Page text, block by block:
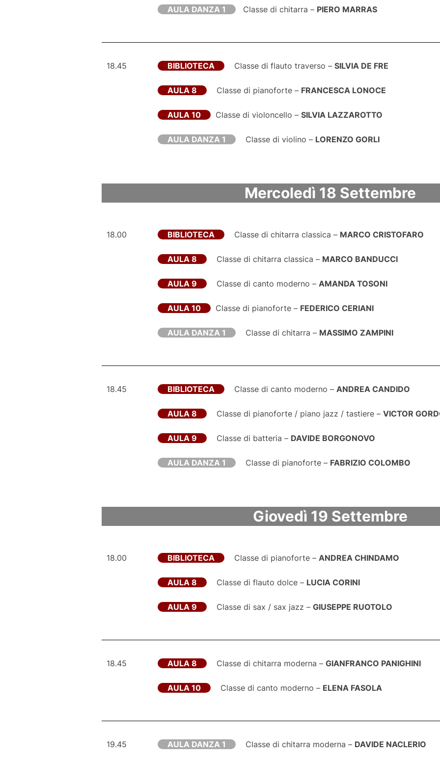
AULA DANZA 1 Classe di chitarra – PIERO MARRAS
18.45 BIBLIOTECA Classe di flauto traverso – SILVIA DE FRE
AULA 8 Classe di pianoforte – FRANCESCA LONOCE
AULA 10 Classe di violoncello – SILVIA LAZZAROTTO
AULA DANZA 1 Classe di violino – LORENZO GORLI
Mercoledì 18 Settembre​
18.00 BIBLIOTECA Classe di chitarra classica – MARCO CRISTOFARO
AULA 8 Classe di chitarra classica – MARCO BANDUCCI
AULA 9 Classe di canto moderno – AMANDA TOSONI
AULA 10 Classe di pianoforte – FEDERICO CERIANI
AULA DANZA 1 Classe di chitarra – MASSIMO ZAMPINI
18.45 BIBLIOTECA Classe di canto moderno – ANDREA CANDIDO
AULA 8 Classe di pianoforte / piano jazz / tastiere – VICTOR
AULA 9 Classe di batteria – DAVIDE BORGONOVO
AULA DANZA 1 Classe di pianoforte – FABRIZIO COLOMBO
Giovedì 19 Settembre​
18.00 BIBLIOTECA Classe di pianoforte – ANDREA CHINDAMO
AULA 8 Classe di flauto dolce – LUCIA CORINI
AULA 9 Classe di sax / sax jazz – GIUSEPPE RUOTOLO
18.45 AULA 8 Classe di chitarra moderna – GIANFRANCO PANIGHINI
AULA 10 Classe di canto moderno – ELENA FASOLA
19.45 AULA DANZA 1 Classe di chitarra moderna – DAVIDE NACLERIO